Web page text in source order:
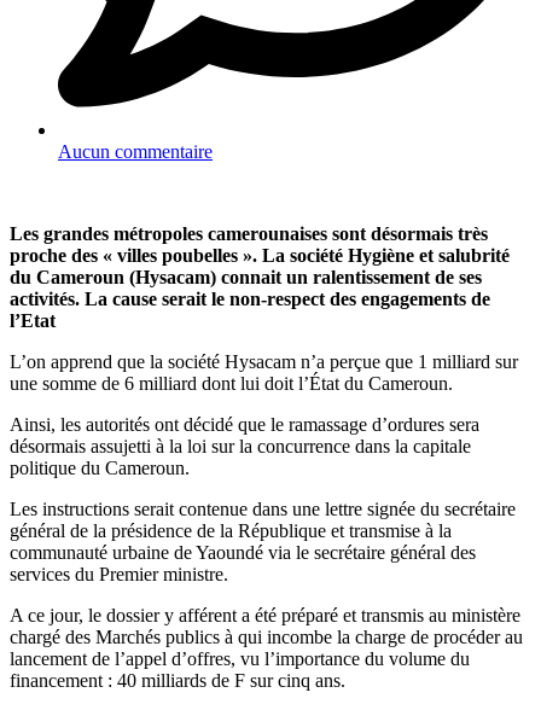
Aucun commentaire
Les grandes métropoles camerounaises sont désormais très
proche des « villes poubelles ». La société Hygiène et salubrité
du Cameroun (Hysacam) connait un ralentissement de ses
activités. La cause serait le non-respect des engagements de
l’Etat
L’on apprend que la société Hysacam n’a perçue que 1 milliard sur
une somme de 6 milliard dont lui doit l’État du Cameroun.
Ainsi, les autorités ont décidé que le ramassage d’ordures sera
désormais assujetti à la loi sur la concurrence dans la capitale
politique du Cameroun.
Les instructions serait contenue dans une lettre signée du secrétaire
général de la présidence de la République et transmise à la
communauté urbaine de Yaoundé via le secrétaire général des
services du Premier ministre.
A ce jour, le dossier y afférent a été préparé et transmis au ministère
chargé des Marchés publics à qui incombe la charge de procéder au
lancement de l’appel d’offres, vu l’importance du volume du
financement : 40 milliards de F sur cinq ans.